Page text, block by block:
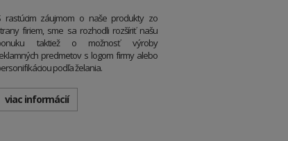
rastúcim záujmom o naše produkty zo
firiem, sme sa rozhodli rozšíriť našu
taktiež o možnosť výroby
predmetov s logom firmy alebo
podľa želania.
viac informácií